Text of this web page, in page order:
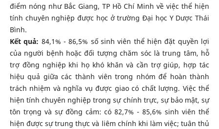
điểm nóng như Bắc Giang, TP Hồ Chí Minh về việc thể hiện
tính chuyên nghiệp được học ở trường Đại học Y Dược Thái
Bình.
Kết quả: 84,1% - 86,5% số sinh viên thể hiện đặt quyền lợi
của người bệnh hoặc đối tượng chăm sóc là trung tâm, hỗ
trợ đồng nghiệp khi họ khó khăn và cần trợ giúp, hợp tác
hiệu quả giữa các thành viên trong nhóm để hoàn thành
trách nhiệm và nghĩa vụ được giao có chất lượng. Việc thể
hiện tính chuyên nghiệp trong sự chính trực, sự bảo mật, sự
tôn trọng và sự đồng cảm: có 82,7% - 85,6% sinh viên thể
hiện được sự trung thực và liêm chính khi làm việc; tuân thủ